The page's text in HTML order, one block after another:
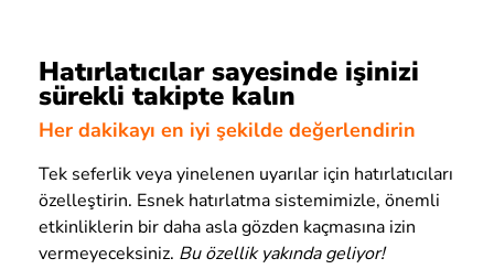
Hatırlatıcılar sayesinde işinizi
sürekli takipte kalın
Her dakikayı en iyi şekilde değerlendirin
Tek seferlik veya yinelenen uyarılar için hatırlatıcıları
özelleştirin. Esnek hatırlatma sistemimizle, önemli
etkinliklerin bir daha asla gözden kaçmasına izin
vermeyeceksiniz. Bu özellik yakında geliyor!